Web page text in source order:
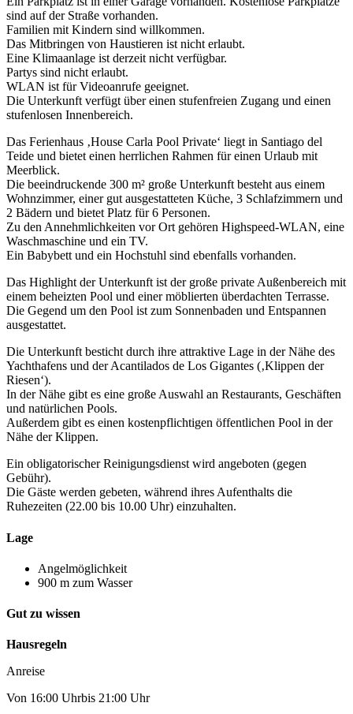
sind auf der Straße vorhanden.
Familien mit Kindern sind willkommen.
Das Mitbringen von Haustieren ist nicht erlaubt.
Eine Klimaanlage ist derzeit nicht verfügbar.
Partys sind nicht erlaubt.
WLAN ist für Videoanrufe geeignet.
Die Unterkunft verfügt über einen stufenfreien Zugang und einen
stufenlosen Innenbereich.
Das Ferienhaus ‚House Carla Pool Private‘ liegt in Santiago del
Teide und bietet einen herrlichen Rahmen für einen Urlaub mit
Meerblick.
Die beeindruckende 300 m² große Unterkunft besteht aus einem
Wohnzimmer, einer gut ausgestatteten Küche, 3 Schlafzimmern und
2 Bädern und bietet Platz für 6 Personen.
Zu den Annehmlichkeiten vor Ort gehören Highspeed-WLAN, eine
Waschmaschine und ein TV.
Ein Babybett und ein Hochstuhl sind ebenfalls vorhanden.
Das Highlight der Unterkunft ist der große private Außenbereich mit
einem beheizten Pool und einer möblierten überdachten Terrasse.
Die Gegend um den Pool ist zum Sonnenbaden und Entspannen
ausgestattet.
Die Unterkunft besticht durch ihre attraktive Lage in der Nähe des
Yachthafens und der Acantilados de Los Gigantes (‚Klippen der
Riesen‘).
In der Nähe gibt es eine große Auswahl an Restaurants, Geschäften
und natürlichen Pools.
Außerdem gibt es einen kostenpflichtigen öffentlichen Pool in der
Nähe der Klippen.
Ein obligatorischer Reinigungsdienst wird angeboten (gegen
Gebühr).
Die Gäste werden gebeten, während ihres Aufenthalts die
Ruhezeiten (22.00 bis 10.00 Uhr) einzuhalten.
Lage
Angelmöglichkeit
900 m zum Wasser
Gut zu wissen
Hausregeln
Anreise
Von 16:00 Uhrbis 21:00 Uhr